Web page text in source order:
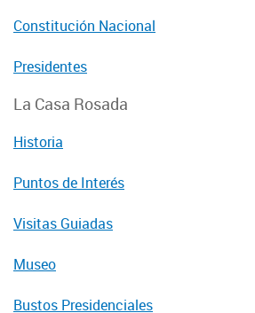
Constitución Nacional
Presidentes
La Casa Rosada
Historia
Puntos de Interés
Visitas Guiadas
Museo
Bustos Presidenciales